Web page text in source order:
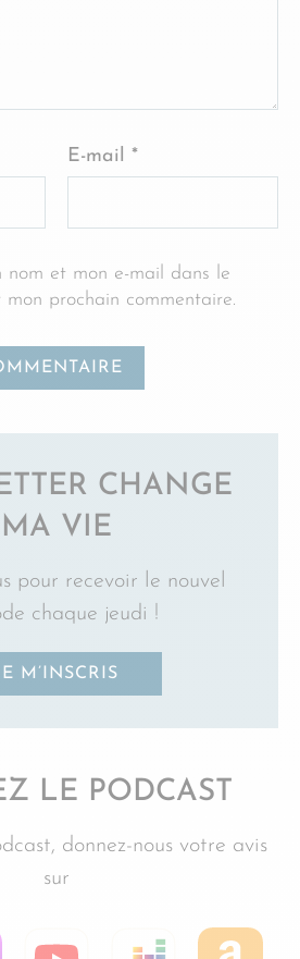
E-mail *
nom et mon e-mail dans le
prochain commentaire.
CHANGE
MA VIE
pour recevoir le nouvel
chaque jeudi !
M’INSCRIS
LE PODCAST
donnez-nous votre avis
sur